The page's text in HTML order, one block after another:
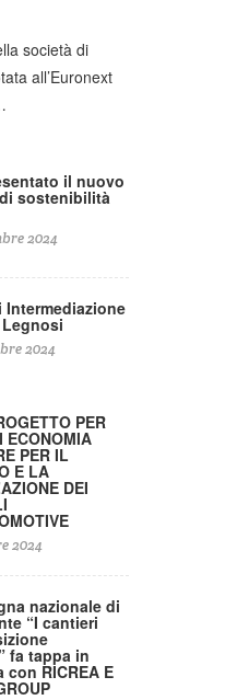
società di
all’Euronext
il nuovo
sostenibilità
2024
Intermediazione
2024
PER
ECONOMIA
PER IL
E LA
DEI
2024
nazionale di
“I cantieri
fa tappa in
con RICREA E